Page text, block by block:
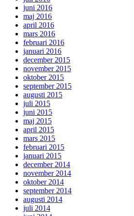
juni 2016
maj 2016
april 2016
mars 2016
februari 2016
januari 2016
december 2015
november 2015
oktober 2015
september 2015
augusti 2015
juli 2015
juni 2015
maj 2015
april 2015
mars 2015
februari 2015
januari 2015
december 2014
november 2014
oktober 2014
september 2014
augusti 2014
juli 2014